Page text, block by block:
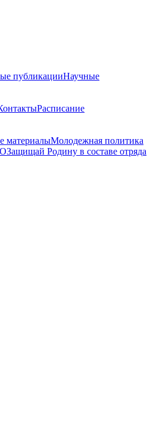
публикацииНаучные
Расписание
материалыМолодежная политика
Защищай Родину в составе отряда